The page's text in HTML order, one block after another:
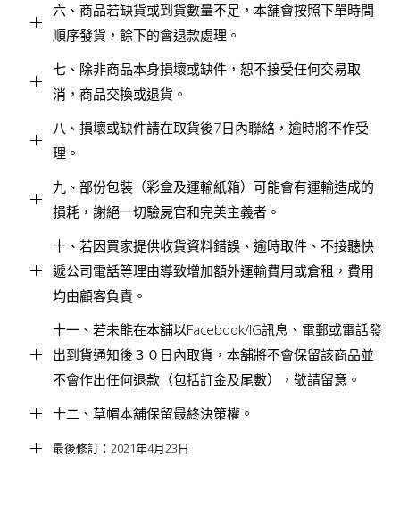
六、商品若缺貨或到貨數量不足，本舖會按照下單時間
順序發貨，餘下的會退款處理。
七、除非商品本身損壞或缺件，恕不接受任何交易取
消，商品交換或退貨。
八、損壞或缺件請在取貨後7日內聯絡，逾時將不作受
理。
九、部份包裝（彩盒及運輸紙箱）可能會有運輸造成的
損耗，謝絕一切驗屍官和完美主義者。
十、若因買家提供收貨資料錯誤、逾時取件、不接聽快
遞公司電話等理由導致增加額外運輸費用或倉租，費用
均由顧客負責。
十一、若未能在本舖以Facebook/IG訊息、電郵或電話發
出到貨通知後３０日內取貨，本舖將不會保留該商品並
不會作出任何退款（包括訂金及尾數），敬請留意。
十二、草帽本舖保留最終決策權。
最後修訂：2021年4月23日